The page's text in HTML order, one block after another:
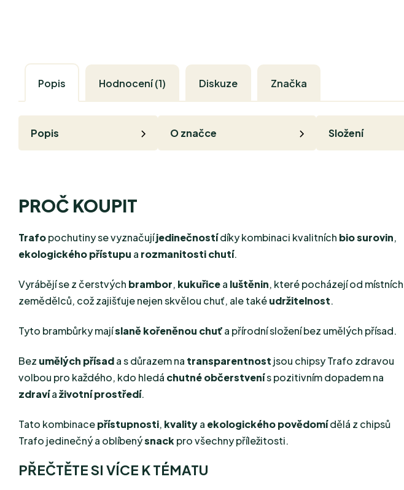
Popis Hodnocení (1) Diskuze Značka
Popis O značce Složení
PROČ KOUPIT
Trafopochutiny se vyznačujíjedinečnostídíky kombinaci kvalitních bio surovin,
ekologického přístupu a rozmanitosti chutí.
Vyrábějí se z čerstvých brambor, kukuřicea luštěnin, které pocházejí od místních
zemědělců, což zajišťuje nejen skvělou chuť, ale takéudržitelnost.
Tyto brambůrky majíslaně kořeněnou chuťa přírodní složení bez umělých přísad.
Bez umělých přísada s důrazem na transparentnost jsou chipsy Trafo zdravou
volbou pro každého, kdo hledá chutné občerstvenís pozitivním dopadem na
zdravíaživotní prostředí.
Tato kombinacepřístupnosti, kvalitya ekologického povědomídělá z chipsů
Trafo jedinečný a oblíbenýsnack pro všechny příležitosti.
PŘEČTĚTE SI VÍCE K TÉMATU